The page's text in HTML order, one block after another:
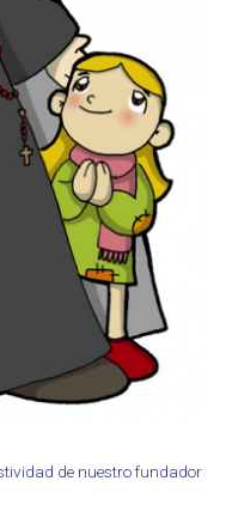
de nuestro fundador